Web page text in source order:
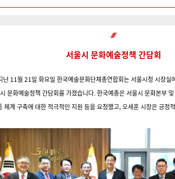
서울시 문화예술정책 간담회
난 11월 21일 화요일 한국예술문화단체총연합회는 서울시청 시장실
문화예술정책 간담회를 가졌습니다. 한국예총은 서울시 문화본부
체계 구축에 대한 적극적인 지원 등을 요청했고, 오세훈 시장은 긍정